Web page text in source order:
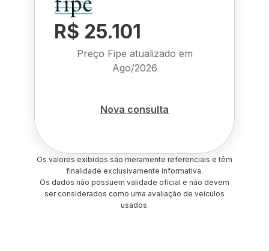
R$ 25.101
Preço Fipe atualizado em
Ago/2026
Nova consulta
Os valores exibidos são meramente referenciais e têm
finalidade exclusivamente informativa.
Os dados não possuem validade oficial e não devem
ser considerados como uma avaliação de veículos
usados.